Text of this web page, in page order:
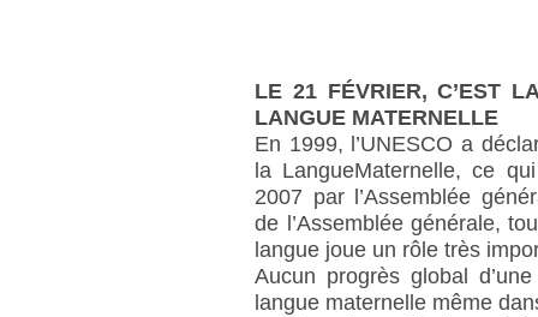
LE 21 FÉVRIER, C’EST
LANGUE MATERNELLE
En 1999, l’UNESCO a
la LangueMaternelle, ce
2007 par l’Assemblée
de l’Assemblée générale,
langue joue un rôle très
Aucun progrès global
langue maternelle même